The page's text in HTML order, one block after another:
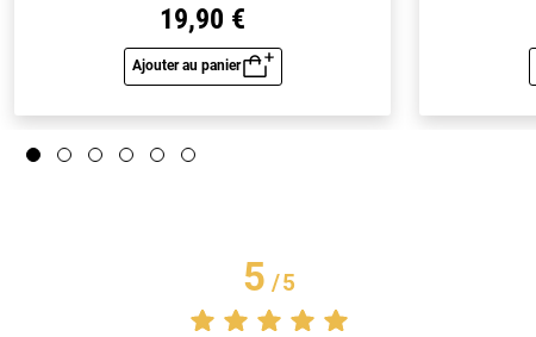
19,90 €
Ajouter au panier
Aperçu rapide
5/5